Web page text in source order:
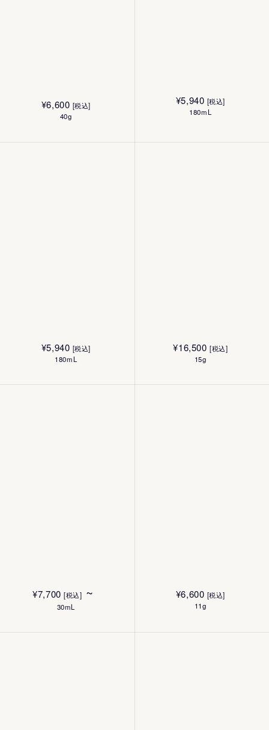
¥6,600 [税込]
40g
¥5,940 [税込]
180mL
¥5,940 [税込]
180mL
¥16,500 [税込]
15g
¥7,700 [税込] ~
30mL
¥6,600 [税込]
11g